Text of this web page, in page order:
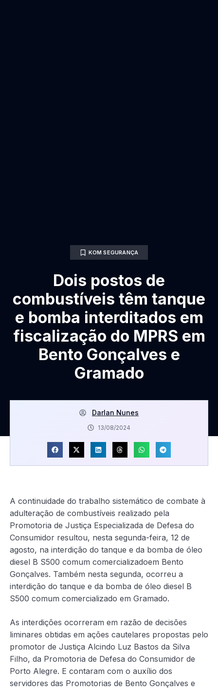
KOM SEGURANÇA
Dois postos de
combustíveis têm tanque
e bomba interditados em
fiscalização do MPRS em
Bento Gonçalves e
Gramado
Darlan Nunes
13/08/2024
A continuidade do trabalho sistemático de combate à
adulteração de combustíveis realizado pela
Promotoria de Justiça Especializada de Defesa do
Consumidor resultou, nesta segunda-feira, 12 de
agosto, na interdição do tanque e da bomba de óleo
diesel B S500 comum comercializadoem Bento
Gonçalves. Também nesta segunda, ocorreu a
interdição do tanque e da bomba de óleo diesel B
S500 comum comercializado em Gramado.
As interdições ocorreram em razão de decisões
liminares obtidas em ações cautelares propostas pelo
promotor de Justiça Alcindo Luz Bastos da Silva
Filho, da Promotoria de Defesa do Consumidor de
Porto Alegre. E contaram com o auxílio dos
servidores das Promotorias de Bento Gonçalves e